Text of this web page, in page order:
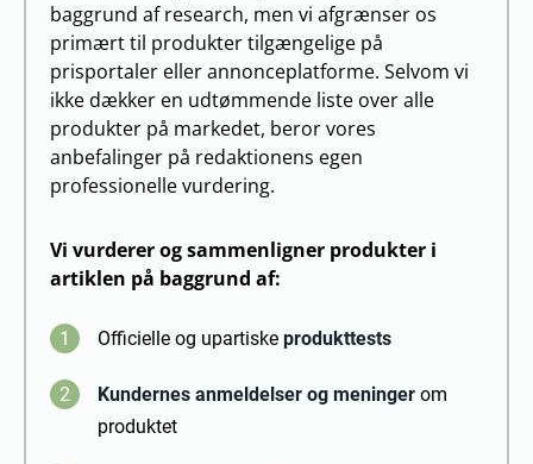
baggrund af research, men vi afgrænser os
primært til produkter tilgængelige på
prisportaler eller annonceplatforme. Selvom vi
ikke dækker en udtømmende liste over alle
produkter på markedet, beror vores
anbefalinger på redaktionens egen
professionelle vurdering.
Vi vurderer og sammenligner produkter i
artiklen på baggrund af:
1 Officielle og upartiske produkttests
2 Kundernes anmeldelser og meninger om
produktet